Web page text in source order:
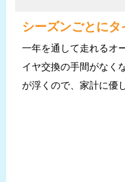
シーズンごとに
一年を通して走れるオ
イヤ交換の手間がなく
が浮くので、家計に優